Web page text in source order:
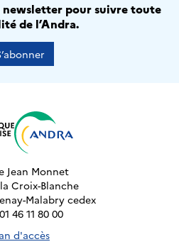
newsletter pour suivre toute
de l’Andra.
Jean Monnet
Croix-Blanche
Malabry cedex
46 11 80 00
d'accès